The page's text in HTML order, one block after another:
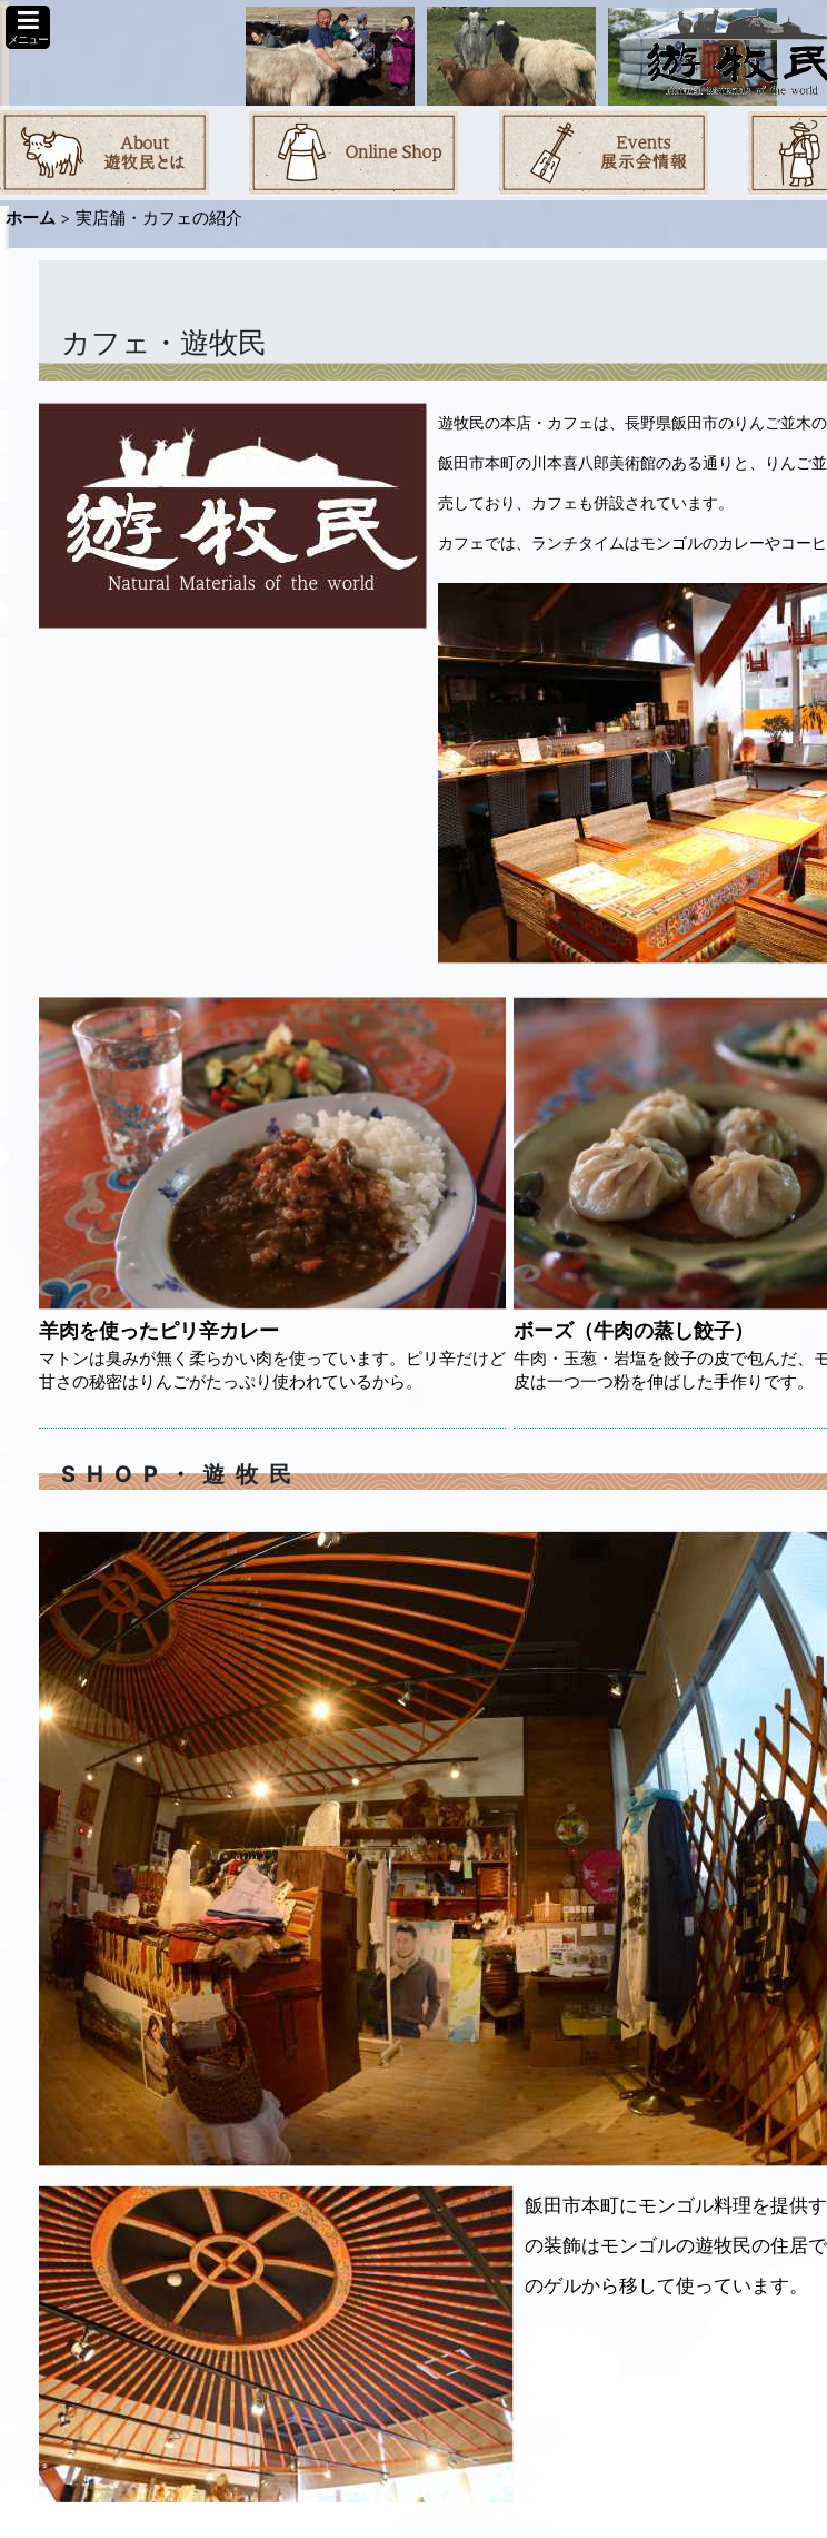
メニュー
ホーム > 実店舗・カフェの紹介
カフェ・遊牧民
遊牧民の本店・カフェは、長野県飯田市のりんご並木の
飯田市本町の川本喜八郎美術館のある通りと、りんご
売しており、カフェも併設されています。
カフェでは、ランチタイムはモンゴルのカレーやコー
羊肉を使ったピリ辛カレー
マトンは臭みが無く柔らかい肉を使っています。ピリ辛だけど
甘さの秘密はりんごがたっぷり使われているから。
ボーズ（牛肉の蒸し餃子）
牛肉・玉葱・岩塩を餃子の皮で包んだ、
皮は一つ一つ粉を伸ばした手作りです。
SHOP・遊牧民
飯田市本町にモンゴル料理を提供
の装飾はモンゴルの遊牧民の住居
のゲルから移して使っています。